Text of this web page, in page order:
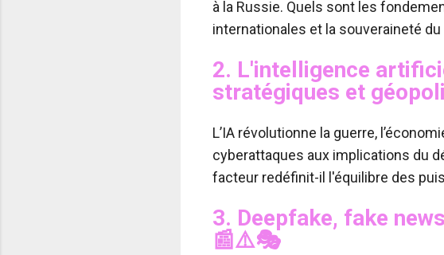
à la Russie. Quels sont les
internationales et la souveraineté
2. L'intelligence
stratégiques et
L’IA révolutionne la guerre,
cyberattaques aux implications du
facteur redéfinit-il l'équilibre des
3. Deepfake, fake
📰⚠️🎭